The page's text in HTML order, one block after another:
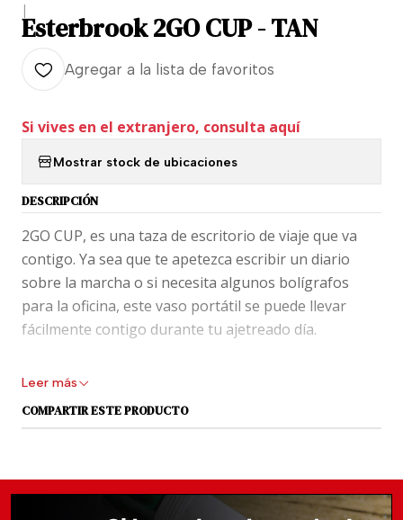
|
Esterbrook 2GO CUP - TAN
Agregar a la lista de favoritos
Si vives en el extranjero, consulta aquí
Mostrar stock de ubicaciones
DESCRIPCIÓN
2GO CUP, es una taza de escritorio de viaje que va
contigo. Ya sea que te apetezca escribir un diario
sobre la marcha o si necesita algunos bolígrafos
para la oficina, este vaso portátil se puede llevar
fácilmente contigo durante tu ajetreado día.
Disponible en tres colores, incluidos verde militar,
azul marino y bronceado británico.
símbolo Eternity
Leer más
COMPARTIR ESTE PRODUCTO